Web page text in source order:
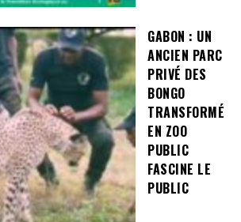
GABON : UN
ANCIEN PARC
PRIVÉ DES
BONGO
TRANSFORMÉ
EN ZOO
PUBLIC
FASCINE LE
PUBLIC